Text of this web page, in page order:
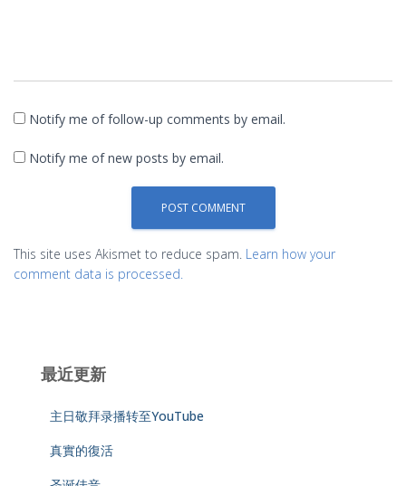
Notify me of follow-up comments by email.
Notify me of new posts by email.
This site uses Akismet to reduce spam. Learn how your
comment data is processed.
最近更新
主日敬拜录播转至YouTube
真實的復活